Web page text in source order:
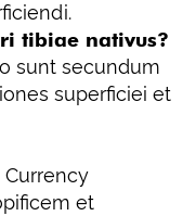
tibiae nativus?
sunt secundum
superficiei et
Currency
et